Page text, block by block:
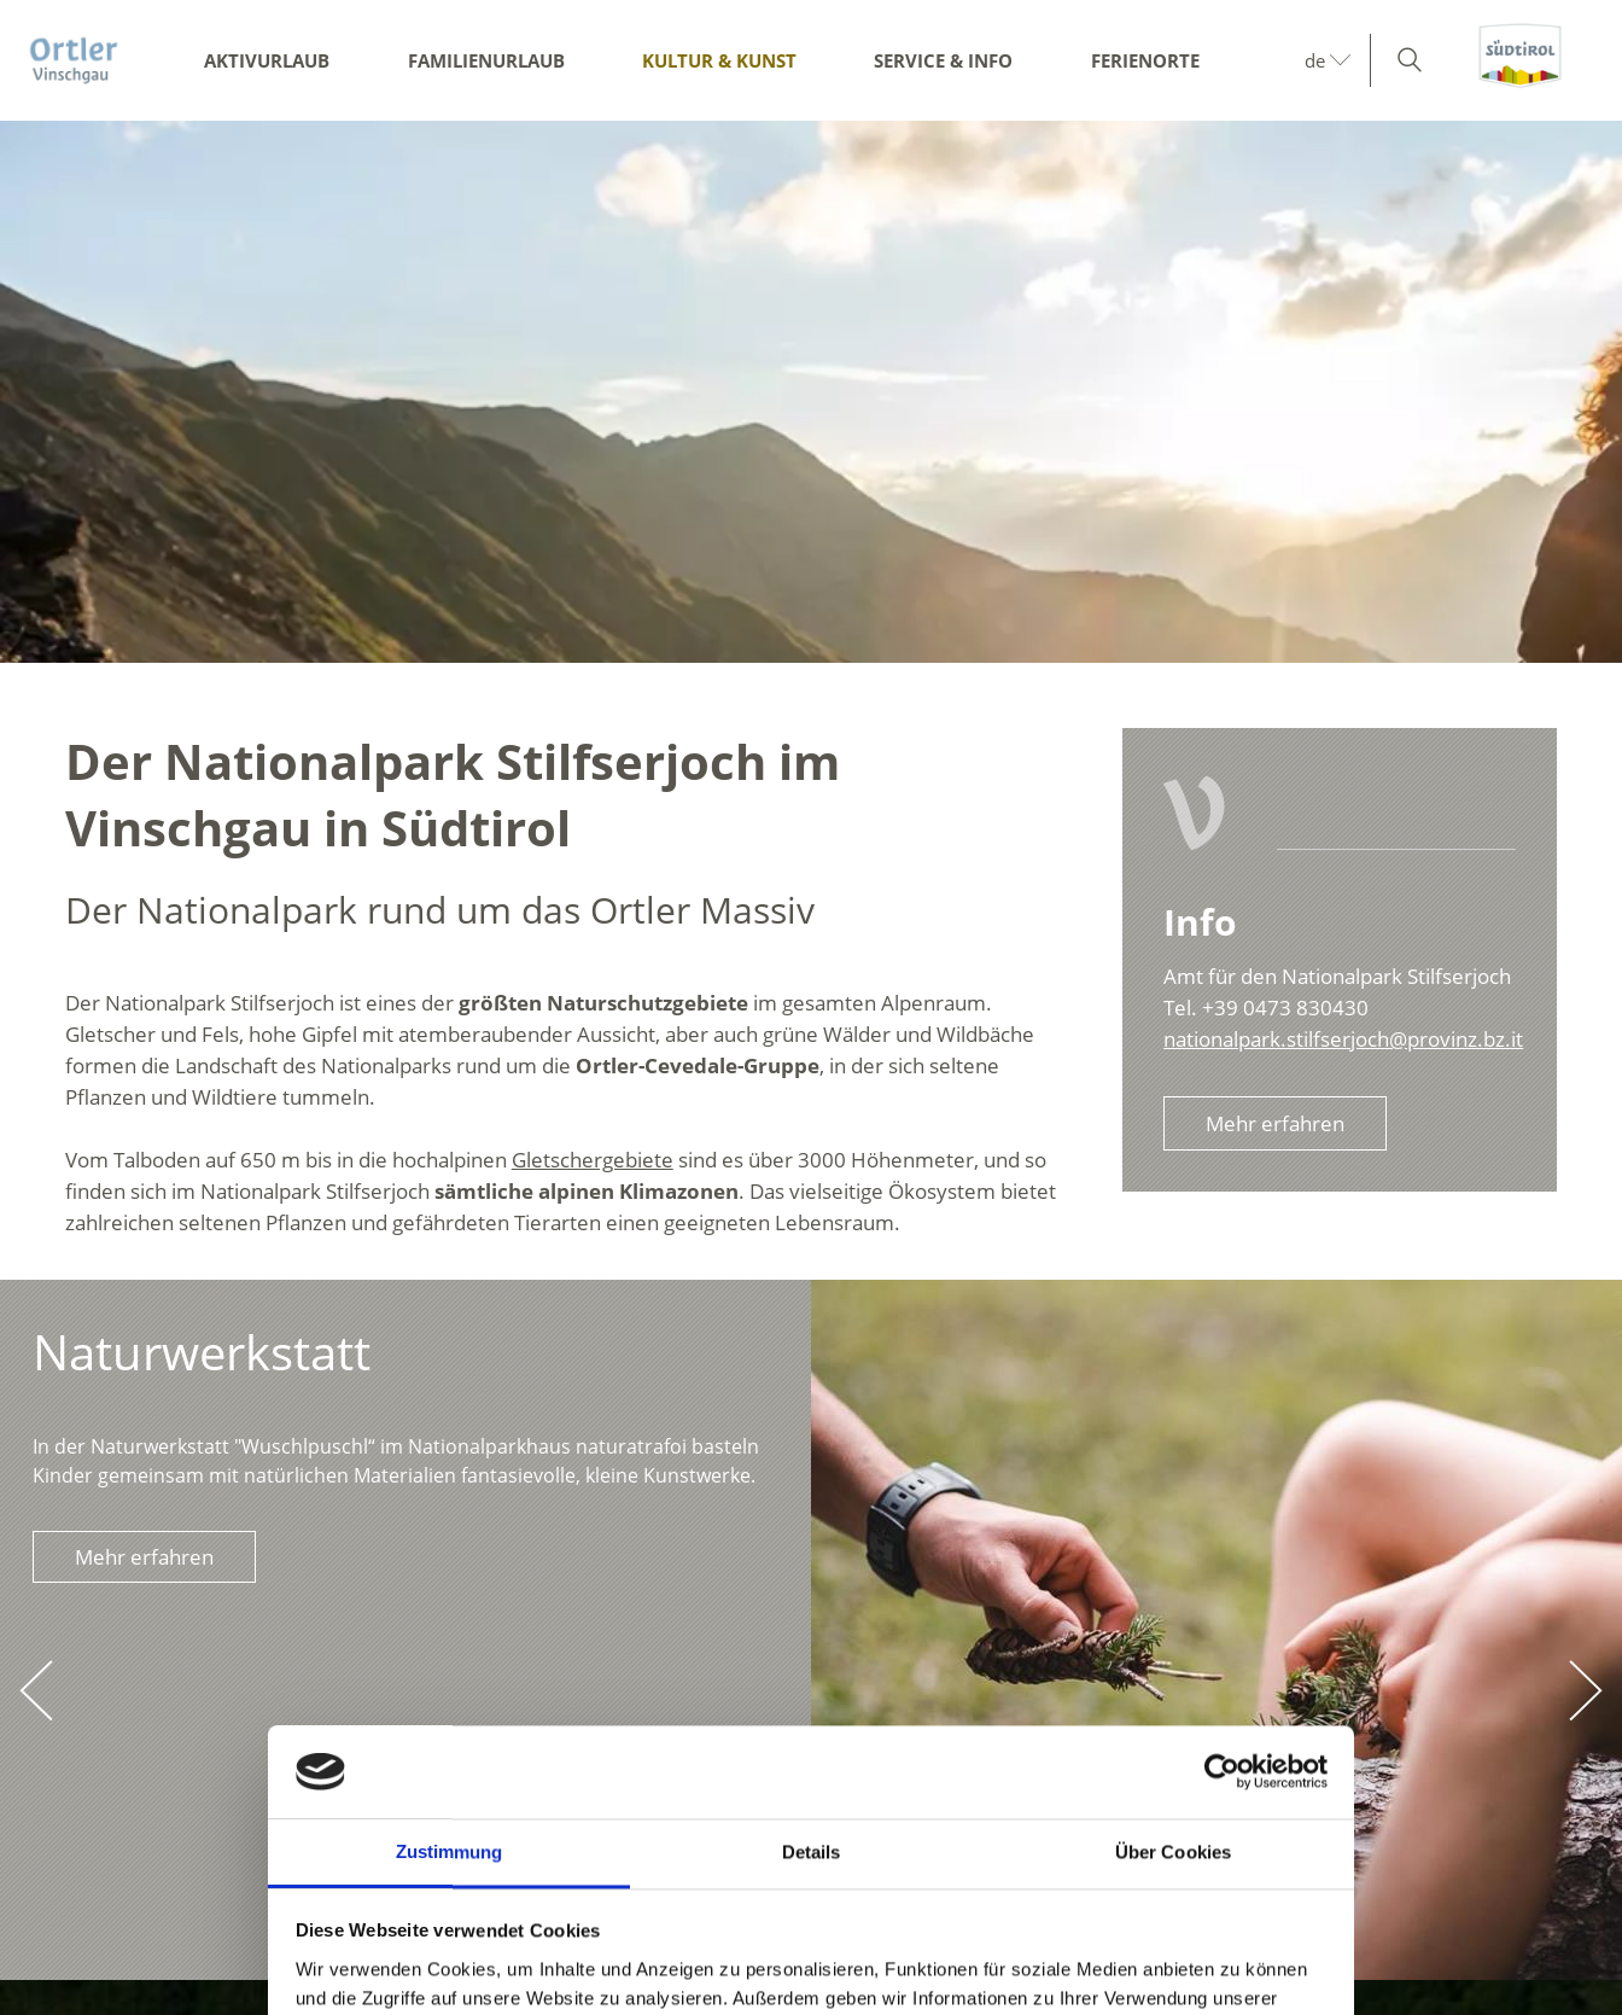
Zustimmung Details Über Cookies
Diese Webseite verwendet Cookies
Wir verwenden Cookies, um Inhalte und Anzeigen zu personalisieren, Funktionen für soziale Medien anbieten zu können
und die Zugriffe auf unsere Website zu analysieren. Außerdem geben wir Informationen zu Ihrer Verwendung unserer
AKTIVURLAUB FAMILIENURLAUB KULTUR & KUNST SERVICE & INFO FERIENORTE de
Der Nationalpark Stilfserjoch im
Vinschgau in Südtirol
Der Nationalpark rund um das Ortler Massiv
Der Nationalpark Stilfserjoch ist eines dergrößten Naturschutzgebiete im gesamten Alpenraum.
Gletscher und Fels, hohe Gipfel mit atemberaubender Aussicht, aber auch grüne Wälder und Wildbäche
formen die Landschaft des Nationalparks rund um die Ortler-Cevedale-Gruppe, in der sich seltene
Pflanzen und Wildtiere tummeln.
Vom Talboden auf 650 m bis in die hochalpinen Gletschergebiete sind es über 3000 Höhenmeter, und so
finden sich im Nationalpark Stilfserjoch sämtliche alpinen Klimazonen. Das vielseitige Ökosystem bietet
zahlreichen seltenen Pflanzen und gefährdeten Tierarten einen geeigneten Lebensraum.
V
Info
Amt für den Nationalpark Stilfserjoch
Tel. +39 0473 830430
nationalpark.stilfserjoch@provinz.bz.it
Mehr erfahren
Naturwerkstatt
In der Naturwerkstatt "Wuschlpuschl“ im Nationalparkhaus naturatrafoi basteln
Kinder gemeinsam mit natürlichen Materialien fantasievolle, kleine Kunstwerke.
Mehr erfahren